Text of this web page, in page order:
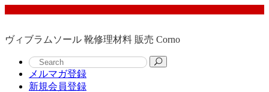
ヴィブラムソール 靴修理材料 販売 Corno
メルマガ登録
新規会員登録